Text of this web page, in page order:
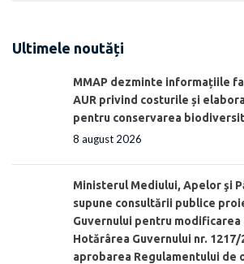
Ultimele noutăți
MMAP dezminte informațiile
AUR privind costurile și
pentru conservarea
8 august 2026
Ministerul Mediului, Apelor şi
supune consultării publice
Guvernului pentru modificarea
Hotărârea Guvernului nr. 1217/
aprobarea Regulamentului de